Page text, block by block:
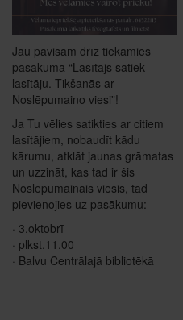
Jau pavisam drīz tiekamies
pasākumā “Lasītājs satiek
lasītāju. Tikšanās ar
Noslēpumaino viesi”!
Ja Tu vēlies satikties ar citiem
lasītājiem, nobaudīt kādu
kārumu, atklāt jaunas grāmatas
un uzzināt, kas tad ir šis
Noslēpumainais viesis, tad
pievienojies uz pasākumu:
· 3.oktobrī
· plkst.11.00
· Balvu Centrālajā bibliotēkā